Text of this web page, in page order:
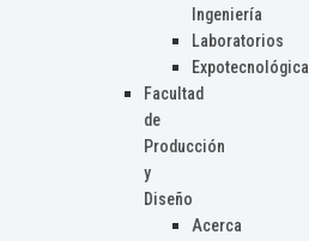
Ingeniería
Laboratorios
Expotecnológica
Facultad
de
Producción
y
Diseño
Acerca